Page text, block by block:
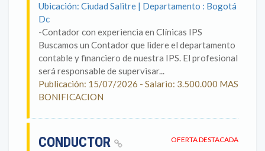
Ubicación: Ciudad Salitre | Departamento : Bogotá
Dc
-Contador con experiencia en Clínicas IPS
Buscamos un Contador que lidere el departamento
contable y financiero de nuestra IPS. El profesional
será responsable de supervisar...
Publicación: 15/07/2026 - Salario: 3.500.000 MAS
BONIFICACION
OFERTA DESTACADA
CONDUCTOR